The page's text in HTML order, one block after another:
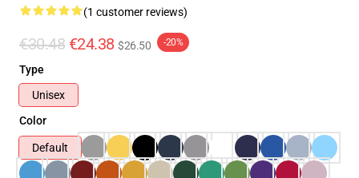
(1 customer reviews)
€30.48 €24.38 $26.50 -20%
Type
Unisex
Color
Default